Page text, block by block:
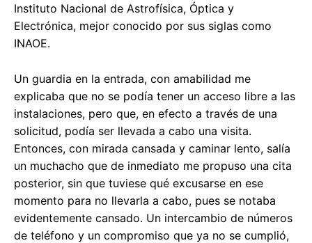
Instituto Nacional de Astrofísica, Óptica y
Electrónica, mejor conocido por sus siglas como
INAOE.
Un guardia en la entrada, con amabilidad me
explicaba que no se podía tener un acceso libre a las
instalaciones, pero que, en efecto a través de una
solicitud, podía ser llevada a cabo una visita.
Entonces, con mirada cansada y caminar lento, salía
un muchacho que de inmediato me propuso una cita
posterior, sin que tuviese qué excusarse en ese
momento para no llevarla a cabo, pues se notaba
evidentemente cansado. Un intercambio de números
de teléfono y un compromiso que ya no se cumplió,